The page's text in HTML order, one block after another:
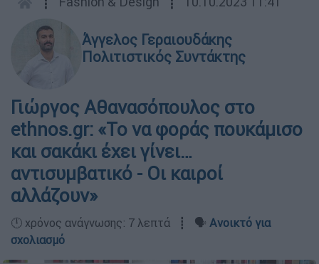
Άγγελος Γεραιουδάκης
Πολιτιστικός Συντάκτης
Γιώργος Αθανασόπουλος στο
ethnos.gr: «Το να φοράς πουκάμισο
και σακάκι έχει γίνει…
αντισυμβατικό - Οι καιροί
αλλάζουν»
🕛 χρόνος ανάγνωσης: 7 λεπτά ┋ 🗣️ Ανοικτό για
σχολιασμό